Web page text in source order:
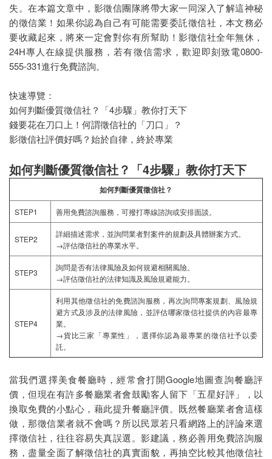
檢測愛情真相，讓婚姻有機會重來－婚前調查
徵信社合法嗎
2025徵信社收費
2025徵信社行情
偵探社推薦
失。在本篇文章中，影徵信團隊將帶大家一同深入了解這神秘
的徵信業！如果你認為自己有可能需要委託徵信社，本文務必
要收藏起來，將來一定會對你有所幫助！影徵信社全年無休，
24H專人在線提供服務，若有徵信需求，歡迎即刻致電0800-
555-331進行免費諮詢。
快速導覽：
如何判斷優質徵信社？「4步驟」教你打天下
錢要花在刀口上！何謂徵信社的「刀口」？
影徵信社評價好嗎？始於自律，終於專業
如何判斷優質徵信社？「4步驟」教你打天下
如何判斷優質徵信社？
STEP1 善用免費諮詢服務，可撥打專線諮詢或安排面談。
STEP2
詳細描述需求，並詢問業者對案件的規劃及具體辦案方式。
→評估徵信社的專業水平。
STEP3
詢問是否有法律風險及如何規避相關風險。
→評估徵信社的法律知識及風險規避能力。
STEP4
利用其他徵信社的免費諮詢服務，再次詢問專案規劃、風險規
避方式及涉及的法律風險，並評估哪家徵信社提供的內容最專
業。
→貨比三家「專業性」，選擇你認為最專業的徵信社予以委
託。
當我們選擇美食餐廳時，經常會打開Google地圖查詢餐廳評
價，但現在有許多餐廳業者會鼓勵客人留下「五星好評」，以
換取免費的小點心，藉此提升餐廳評價。既然餐廳業者會這樣
做，那徵信業者就不會嗎？所以民眾若只看網路上的評論來選
擇徵信社，往往容易失真誤選。影建議，務必善用免費諮詢服
務，盡量全面了解徵信社的真實面貌，再抽空比較其他徵信社